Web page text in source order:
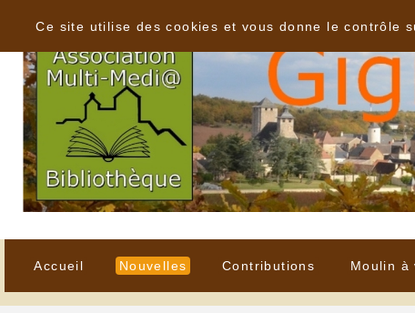
Accueil Nouvelles Contributions Moulin à
Ce site utilise des cookies et vous donne le contrôle